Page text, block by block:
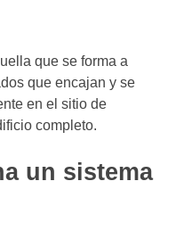
que se forma a
que encajan y se
en el sitio de
completo.
un sistema